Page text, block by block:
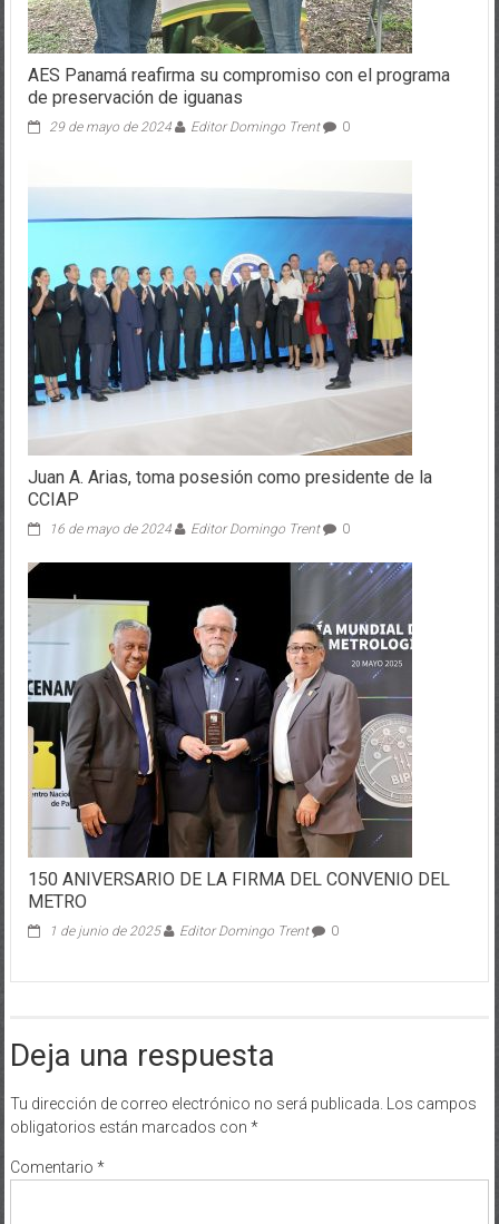
AES Panamá reafirma su compromiso con el programa
de preservación de iguanas
29 de mayo de 2024 Editor Domingo Trent 0
Juan A. Arias, toma posesión como presidente de la
CCIAP
16 de mayo de 2024 Editor Domingo Trent 0
150 ANIVERSARIO DE LA FIRMA DEL CONVENIO DEL
METRO
1 de junio de 2025 Editor Domingo Trent 0
Deja una respuesta
Tu dirección de correo electrónico no será publicada.
Los campos
obligatorios están marcados con *
Comentario *